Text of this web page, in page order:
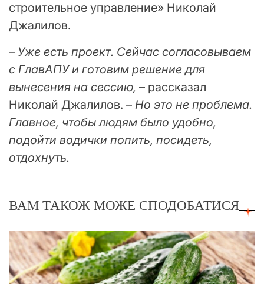
строительное управление» Николай
Джалилов.
– Уже есть проект. Сейчас согласовываем
с ГлавАПУ и готовим решение для
вынесения на сессию, – рассказал
Николай Джалилов. – Но это не проблема.
Главное, чтобы людям было удобно,
подойти водички попить, посидеть,
отдохнуть.
ВАМ ТАКОЖ МОЖЕ СПОДОБАТИСЯ